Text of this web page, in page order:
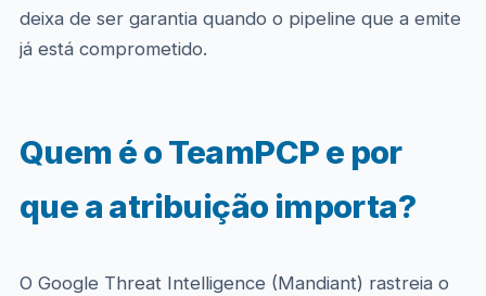
deixa de ser garantia quando o pipeline que a emite
já está comprometido.
Quem é o TeamPCP e por
que a atribuição importa?
O Google Threat Intelligence (Mandiant) rastreia o